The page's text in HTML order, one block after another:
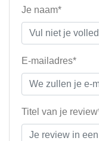
Je naam*
E-mailadres*
Titel van je